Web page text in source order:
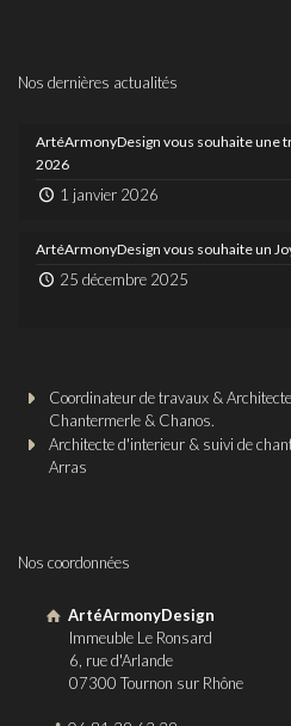
Nos dernières actualités
ArtéArmonyDesign vous souhaite une
2026
1 janvier 2026
ArtéArmonyDesign vous souhaite un
25 décembre 2025
Coordinateur de travaux &
Chantermerle & Chanos.
Architecte d'interieur & suivi de
Arras
Nos coordonnées
ArtéArmonyDesign
Immeuble Le Ronsard
6, rue d'Arlande
07300 Tournon sur Rhône